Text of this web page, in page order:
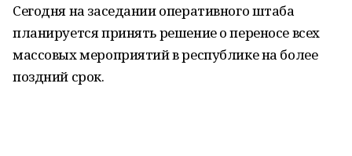
Сегодня на заседании оперативного штаба
планируется принять решение о переносе всех
массовых мероприятий в республике на более
поздний срок.